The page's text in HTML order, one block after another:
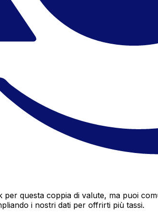
per questa coppia di valute, ma puoi
i nostri dati per offrirti più tassi.